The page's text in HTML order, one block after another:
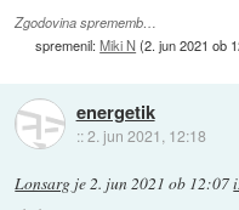
Zgodovina sprememb…
spremenil:Miki N(2. jun 2021 ob
energetik
::2. jun 2021, 12:18
Lonsarg je2. jun 2021 ob 12:07